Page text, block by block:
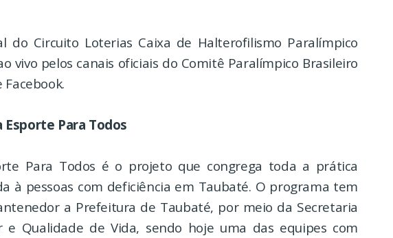
do Circuito Loterias Caixa de Halterofilismo Paralímpico
vivo pelos canais oficiais do Comitê Paralímpico Brasileiro
Facebook.
Esporte Para Todos
Para Todos é o projeto que congrega toda a prática
à pessoas com deficiência em Taubaté. O programa tem
a Prefeitura de Taubaté, por meio da Secretaria
e Qualidade de Vida, sendo hoje uma das equipes com